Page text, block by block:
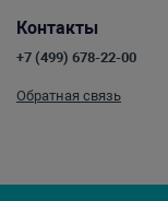
Контакты
+7 (499) 678-22-00
Обратная связь